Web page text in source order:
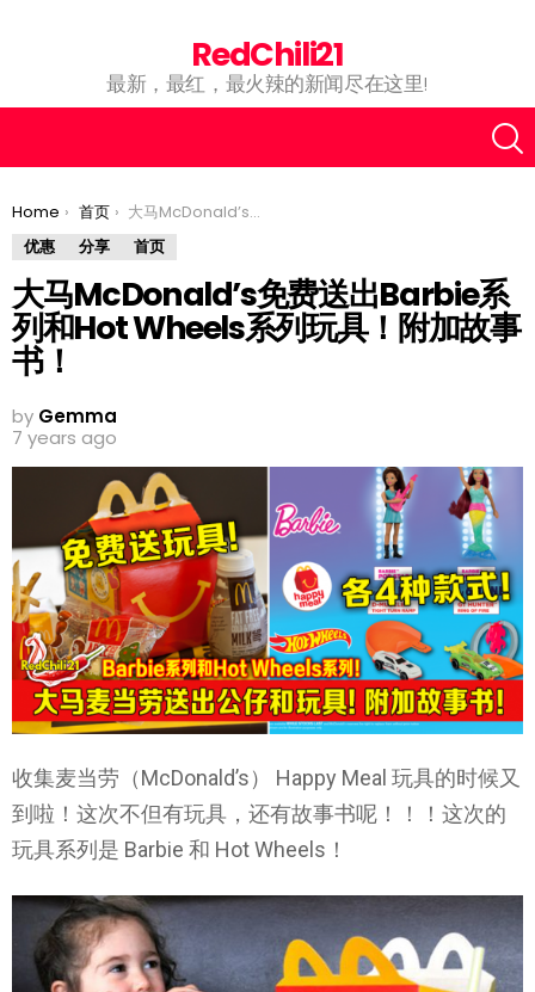
RedChili21
最新，最红，最火辣的新闻尽在这里!
You are here:
Home 首页
大马McDonald’s免费送出Barbie系列和Hot Wheels系列玩具！附加故事书！
优惠
分享 首页
大马McDonald’s免费送出Barbie系
列和Hot Wheels系列玩具！附加故事
书！
by Gemma
7 years ago
收集麦当劳（McDonald’s） Happy Meal 玩具的时候又
到啦！这次不但有玩具，还有故事书呢！！！这次的
玩具系列是 Barbie 和 Hot Wheels！